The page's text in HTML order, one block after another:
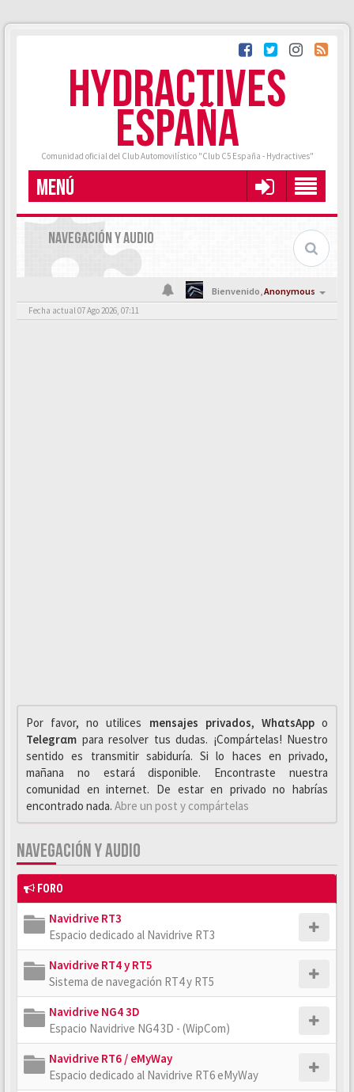
HYDRACTIVES
ESPAÑA
Comunidad oficial del Club Automovilístico "Club C5 España - Hydractives"
MENÚ
NAVEGACIÓN Y AUDIO
Bienvenido,Anonymous
Fecha actual 07 Ago 2026, 07:11
Por favor, no utilices mensajes privados, WhαtsAppo
Telegrαm para resolver tus dudas. ¡Compártelas! Nuestro
sentido es transmitir sabiduría. Si lo haces en privado,
mañana no estará disponible. Encontraste nuestra
comunidad en internet. De estar en privado no habrías
encontrado nada. Abre un post y compártelas
NAVEGACIÓN Y AUDIO
FORO
Navidrive RT3
Espacio dedicado al Navidrive RT3
Navidrive RT4 y RT5
Sistema de navegación RT4 y RT5
Navidrive NG4 3D
Espacio Navidrive NG4 3D - (WipCom)
Navidrive RT6 / eMyWay
Espacio dedicado al Navidrive RT6 eMyWay